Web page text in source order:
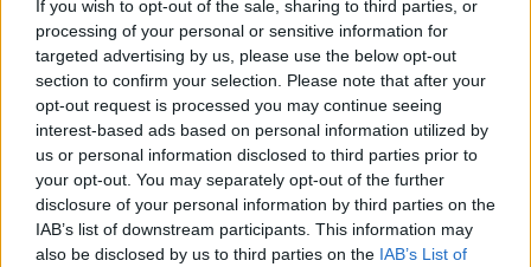
If you wish to opt-out of the sale, sharing to third parties, or
processing of your personal or sensitive information for
targeted advertising by us, please use the below opt-out
section to confirm your selection. Please note that after your
opt-out request is processed you may continue seeing
interest-based ads based on personal information utilized by
us or personal information disclosed to third parties prior to
your opt-out. You may separately opt-out of the further
disclosure of your personal information by third parties on the
IAB’s list of downstream participants. This information may
also be disclosed by us to third parties on the IAB’s List of